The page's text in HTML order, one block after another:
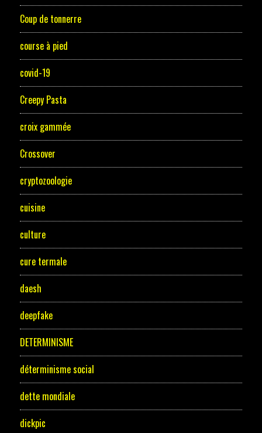
Coup de tonnerre
course à pied
covid-19
Creepy Pasta
croix gammée
Crossover
cryptozoologie
cuisine
culture
cure termale
daesh
deepfake
DETERMINISME
déterminisme social
dette mondiale
dickpic